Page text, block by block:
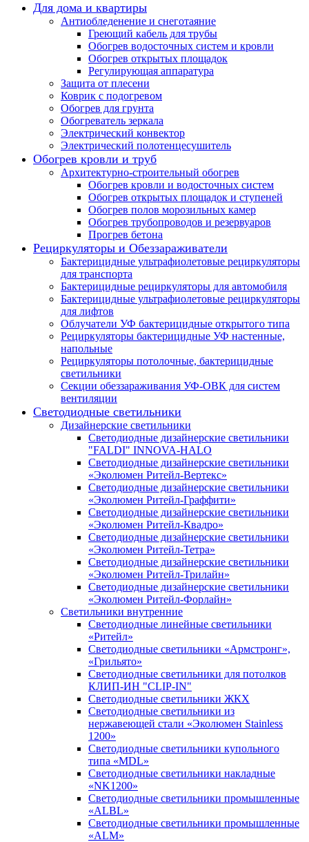
Для дома и квартиры
Антиобледенение и снеготаяние
Греющий кабель для трубы
Обогрев водосточных систем и кровли
Обогрев открытых площадок
Регулирующая аппаратура
Защита от плесени
Коврик с подогревом
Обогрев для грунта
Обогреватель зеркала
Электрический конвектор
Электрический полотенцесушитель
Обогрев кровли и труб
Архитектурно-строительный обогрев
Обогрев кровли и водосточных систем
Обогрев открытых площадок и ступеней
Обогрев полов морозильных камер
Обогрев трубопроводов и резервуаров
Прогрев бетона
Рециркуляторы и Обеззараживатели
Бактерицидные ультрафиолетовые рециркуляторы
для транспорта
Бактерицидные рециркуляторы для автомобиля
Бактерицидные ультрафиолетовые рециркуляторы
для лифтов
Облучатели УФ бактерицидные открытого типа
Рециркуляторы бактерицидные УФ настенные,
напольные
Рециркуляторы потолочные, бактерицидные
светильники
Секции обеззараживания УФ-ОВК для систем
вентиляции
Светодиодные светильники
Дизайнерские светильники
Светодиодные дизайнерские светильники
"FALDI" INNOVA-HALO
Светодиодные дизайнерские светильники
«Эколюмен Ритейл-Вертекс»
Светодиодные дизайнерские светильники
«Эколюмен Ритейл-Граффити»
Светодиодные дизайнерские светильники
«Эколюмен Ритейл-Квадро»
Светодиодные дизайнерские светильники
«Эколюмен Ритейл-Тетра»
Светодиодные дизайнерские светильники
«Эколюмен Ритейл-Трилайн»
Светодиодные дизайнерские светильники
«Эколюмен Ритейл-Форлайн»
Светильники внутренние
Светодиодные линейные светильники
«Ритейл»
Светодиодные светильники «Армстронг»,
«Грильято»
Светодиодные светильники для потолков
КЛИП-ИН "CLIP-IN"
Светодиодные светильники ЖКХ
Светодиодные светильники из
нержавеющей стали «Эколюмен Stainless
1200»
Светодиодные светильники купольного
типа «MDL»
Светодиодные светильники накладные
«NK1200»
Светодиодные светильники промышленные
«ALBL»
Светодиодные светильники промышленные
«ALM»